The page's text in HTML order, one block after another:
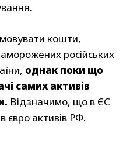
кошти,
російських
однак поки що
самих активів
Відзначимо, що в ЄС
євро активів РФ.